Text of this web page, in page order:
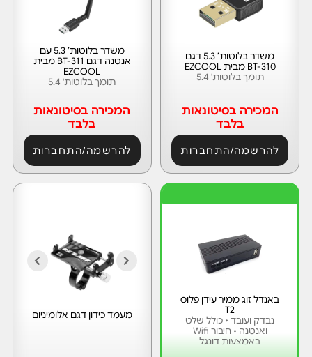
תומך בלוטות' 5.4
משדר בלוטות’ 5.3 דגם
BT-310 מבית EZCOOL
המכירה בסיטונאות
בלבד
להרשמה/התחברות
תומך בלוטות' 5.4
משדר בלוטות’ 5.3 עם
אנטנה דגם BT-311 מבית
EZCOOL
המכירה בסיטונאות
בלבד
להרשמה/התחברות
נבדק ועובד • כולל שלט
ואנטנה • חיבור Wifi
באמצעות דונגל
באנדל זוג ממיר עידן פלוס
T2
מעמד כידון דגם אלומיניום